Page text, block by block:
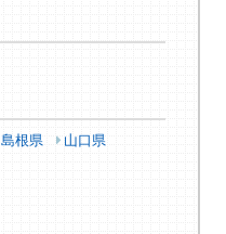
島根県 山口県